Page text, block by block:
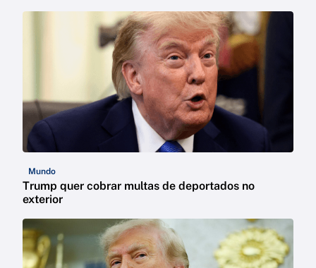
Mundo
Trump quer cobrar multas de deportados no
exterior